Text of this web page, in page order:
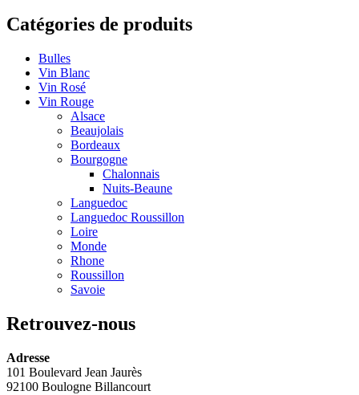
Catégories de produits
Bulles
Vin Blanc
Vin Rosé
Vin Rouge
Alsace
Beaujolais
Bordeaux
Bourgogne
Chalonnais
Nuits-Beaune
Languedoc
Languedoc Roussillon
Loire
Monde
Rhone
Roussillon
Savoie
Retrouvez-nous
Adresse
101 Boulevard Jean Jaurès
92100 Boulogne Billancourt